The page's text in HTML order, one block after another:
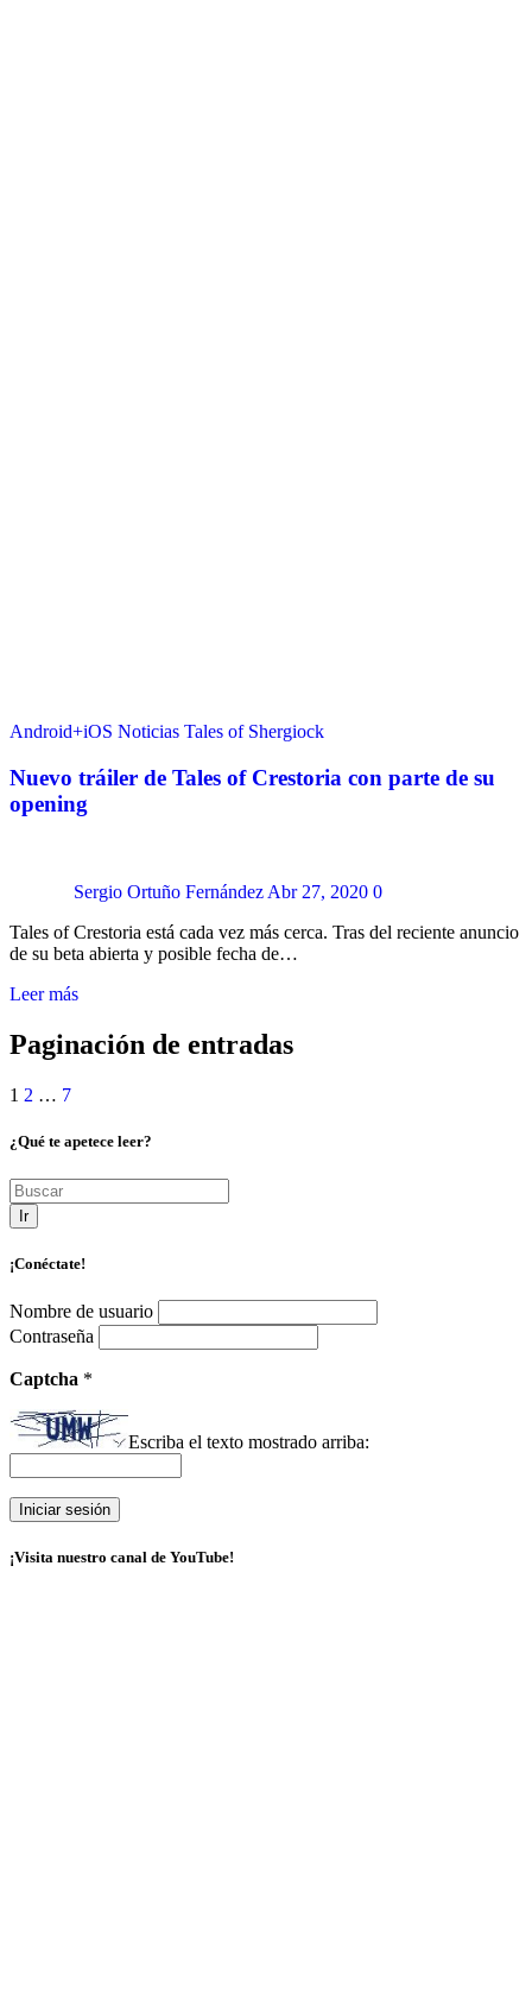
Android+iOS Noticias Tales of Shergiock
Nuevo tráiler de Tales of Crestoria con parte de su
opening
Sergio Ortuño Fernández Abr 27, 2020 0
Tales of Crestoria está cada vez más cerca. Tras del reciente anuncio
de su beta abierta y posible fecha de…
Leer más
Paginación de entradas
1 2 … 7
¿Qué te apetece leer?
Ir
¡Conéctate!
Nombre de usuario
Contraseña
Captcha *
Escriba el texto mostrado arriba:
¡Visita nuestro canal de YouTube!